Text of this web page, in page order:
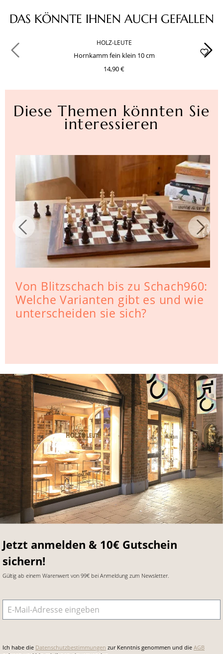
Produktgalerie überspringen
DAS KÖNNTE IHNEN AUCH GEFALLEN
HOLZ-LEUTE
Hornkamm fein klein 10 cm
14,90 €
Diese Themen könnten Sie
interessieren
Von Blitzschach bis zu Schach960:
Welche Varianten gibt es und wie
unterscheiden sie sich?
Jetzt anmelden & 10€ Gutschein
sichern!
Gültig ab einem Warenwert von 99€ bei Anmeldung zum Newsletter.
E-Mail-Adresse
Ich habe die Datenschutzbestimmungen zur Kenntnis genommen und die AGB